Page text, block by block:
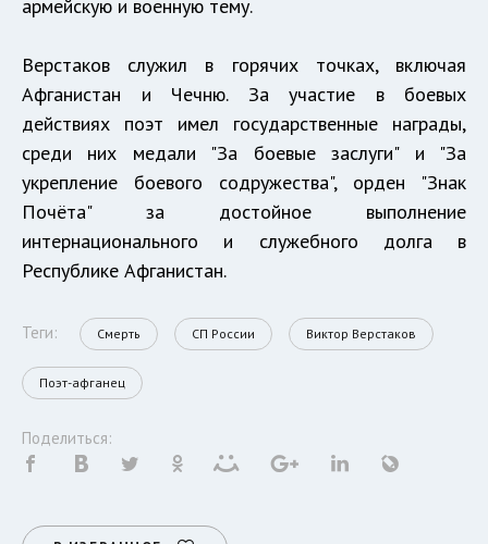
армейскую и военную тему.
Верстаков служил в горячих точках, включая
Афганистан и Чечню. За участие в боевых
действиях поэт имел государственные награды,
среди них медали "За боевые заслуги" и "За
укрепление боевого содружества", орден "Знак
Почёта" за достойное выполнение
интернационального и служебного долга в
Республике Афганистан.
Теги: Смерть СП России Виктор Верстаков
Поэт-афганец
Поделиться: